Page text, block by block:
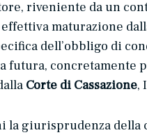
riveniente da un
maturazione
dell’obbligo di
futura, concretamente
Corte di Cassazione,
la giurisprudenza